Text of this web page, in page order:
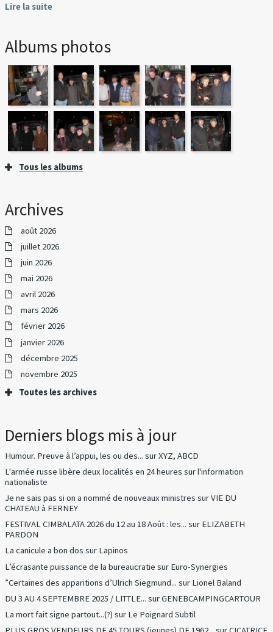
Lire la suite
Albums photos
Tous les albums
Archives
août 2026
juillet 2026
juin 2026
mai 2026
avril 2026
mars 2026
février 2026
janvier 2026
décembre 2025
novembre 2025
Toutes les archives
Derniers blogs mis à jour
Humour. Preuve à l’appui, les ou des... surXYZ, ABCD
L'armée russe libère deux localités en 24 heures surl'information
nationaliste
Je ne sais pas si on a nommé de nouveaux ministres surVIE DU
CHATEAU à FERNEY
FESTIVAL CIMBALATA 2026 du 12 au 18 Août : les... sur ELIZABETH
PARDON
La canicule a bon dos sur Lapinos
L’écrasante puissance de la bureaucratie sur Euro-Synergies
”Certaines des apparitions d’Ulrich Siegmund... sur Lionel Baland
DU 3 AU 4 SEPTEMBRE 2025 / LITTLE... surGENEBCAMPINGCARTOUR
La mort fait signe partout...(?) sur Le Poignard Subtil